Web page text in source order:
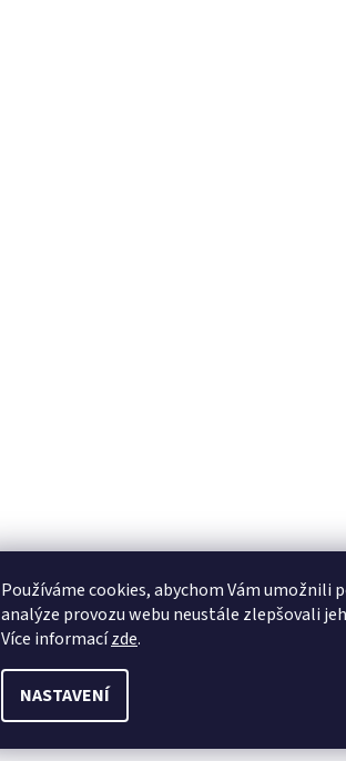
Používáme cookies, abychom Vám umožnili
analýze provozu webu neustále zlepšovali
Více informacízde.
NASTAVENÍ